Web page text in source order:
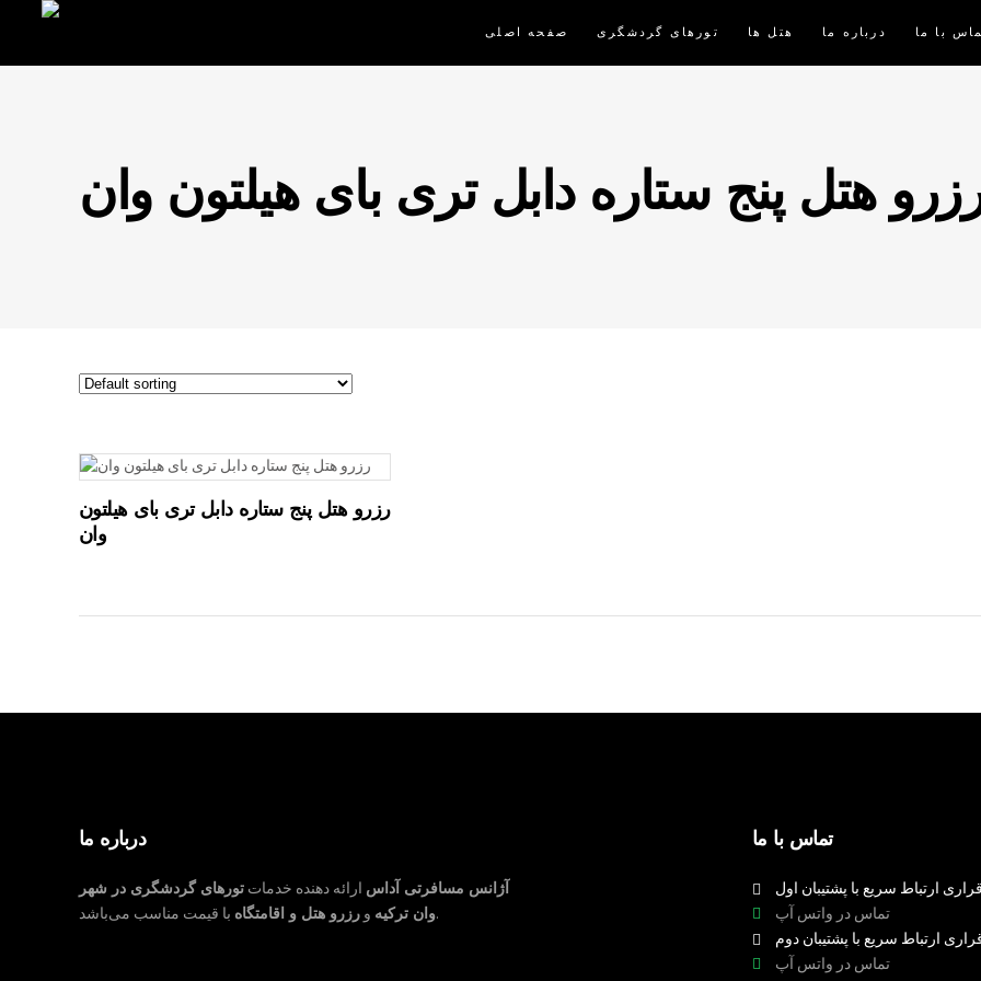
صفحه اصلی تورهای گردشگری هتل ها درباره ما با ما
هتل پنج ستاره دابل تری بای هیلتون وان
رزرو هتل پنج ستاره دابل تری بای هیلتون
وان
درباره ما
آژانس مسافرتی آداس ارائه دهنده خدماتتورهای گردشگری در شهر
وان ترکیه ورزرو هتل و اقامتگاه با قیمت مناسب می‌باشد.
تماس با ما
ارتباط سریع با پشتیبان اول
تماس در واتس آپ
ارتباط سریع با پشتیبان دوم
تماس در واتس آپ